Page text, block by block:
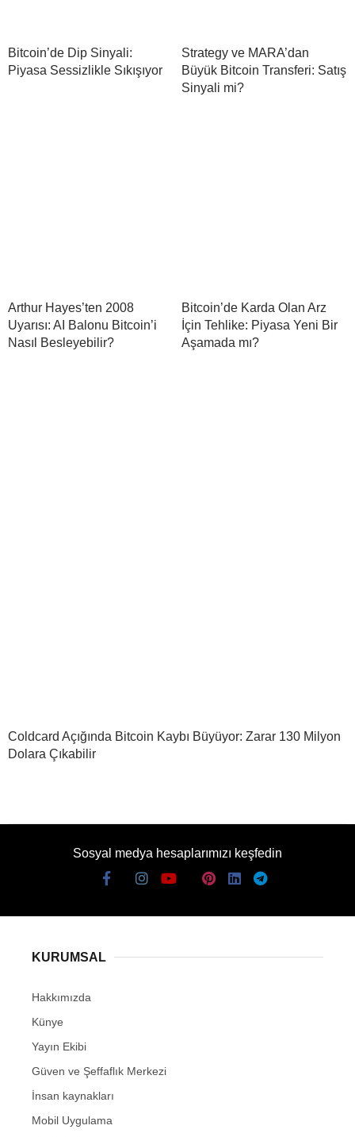
Bitcoin’de Dip Sinyali:
Piyasa Sessizlikle Sıkışıyor
Strategy ve MARA’dan
Büyük Bitcoin Transferi: Satış
Sinyali mi?
Arthur Hayes’ten 2008
Uyarısı: AI Balonu Bitcoin’i
Nasıl Besleyebilir?
Bitcoin’de Karda Olan Arz
İçin Tehlike: Piyasa Yeni Bir
Aşamada mı?
Coldcard Açığında Bitcoin Kaybı Büyüyor: Zarar 130 Milyon
Dolara Çıkabilir
Sosyal medya hesaplarımızı keşfedin
KURUMSAL
Hakkımızda
Künye
Yayın Ekibi
Güven ve Şeffaflık Merkezi
İnsan kaynakları
Mobil Uygulama